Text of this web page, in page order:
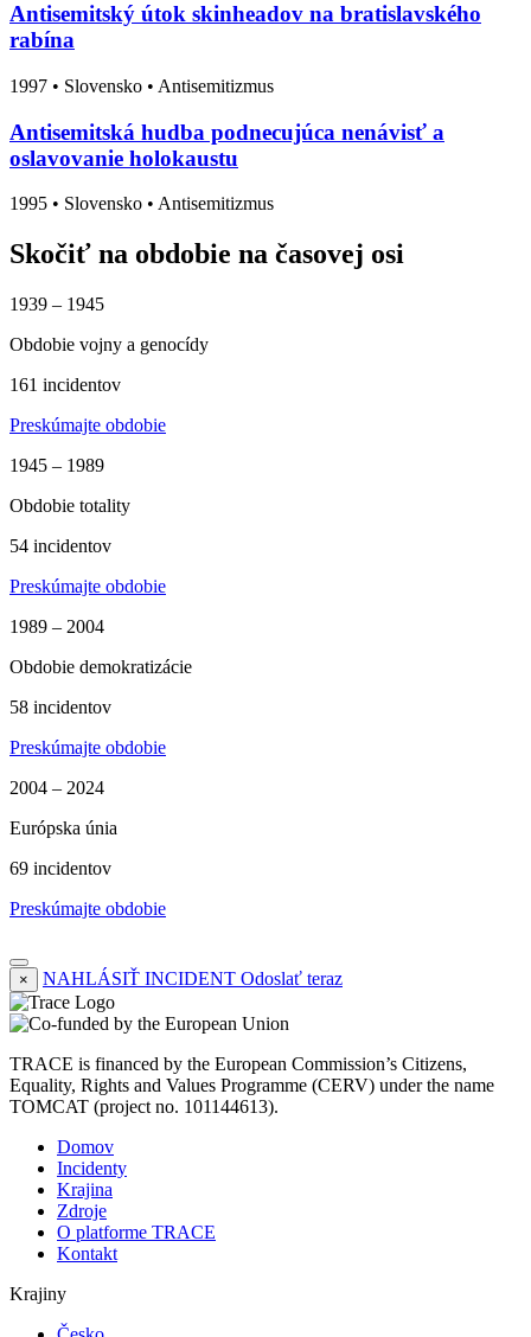
Antisemitský útok skinheadov na bratislavského
rabína
1997 • Slovensko • Antisemitizmus
Antisemitská hudba podnecujúca nenávisť a
oslavovanie holokaustu
1995 • Slovensko • Antisemitizmus
Skočiť na obdobie na časovej osi
1939 – 1945
Obdobie vojny a genocídy
161 incidentov
Preskúmajte obdobie
1945 – 1989
Obdobie totality
54 incidentov
Preskúmajte obdobie
1989 – 2004
Obdobie demokratizácie
58 incidentov
Preskúmajte obdobie
2004 – 2024
Európska únia
69 incidentov
Preskúmajte obdobie
× NAHLÁSIŤ INCIDENT Odoslať teraz
TRACE is financed by the European Commission’s Citizens,
Equality, Rights and Values Programme (CERV) under the name
TOMCAT (project no. 101144613).
Domov
Incidenty
Krajina
Zdroje
O platforme TRACE
Kontakt
Krajiny